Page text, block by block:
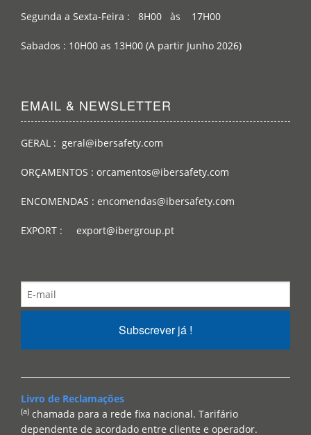
Segunda a Sexta-Feira : 8H00 às 17H00
Sabados : 10H00 as 13H00 (A partir Junho 2026)
EMAIL & NEWSLETTER
GERAL : geral@ibersafety.com
ORÇAMENTOS : orcamentos@ibersafety.com
ENCOMENDAS : encomendas@ibersafety.com
EXPORT : export@ibergroup.pt
Subscrever já !
Livro de Reclamações
(a) chamada para a rede fixa nacional. Tarifário
dependente de acordado entre cliente e operador.